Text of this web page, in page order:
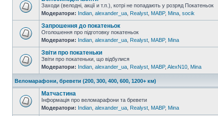
Заходи (велодні, акції и т.п.), котрі не попадають у розряд Покатеньок
Модератори: Indian alexander_ua Realyst MABP, Mina socik
Запрошення до покатеньок
Оголошення про підготовку покатеньок
Модератори: Indian alexander_ua Realyst MABP, Mina
Звіти про покатеньки
Звіти про покатеньки, що відбулися
Модератори: Indian alexander_ua Realyst MABP, AlexN10 Mina
Веломарафони, бревети (200, 300, 400, 600, 1200+ км)
Матчастина
Інформація про веломарафони та бревети
Модератори: Indian alexander_ua Realyst MABP, Mina